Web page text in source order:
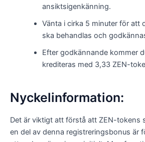
ansiktsigenkänning.
Vänta i cirka 5 minuter för att
ska behandlas och
Efter godkännande kommer
krediteras med 3,33 ZEN-
Nyckelinformation:
Det är viktigt att förstå att ZEN-tokens
en del av denna registreringsbonus är